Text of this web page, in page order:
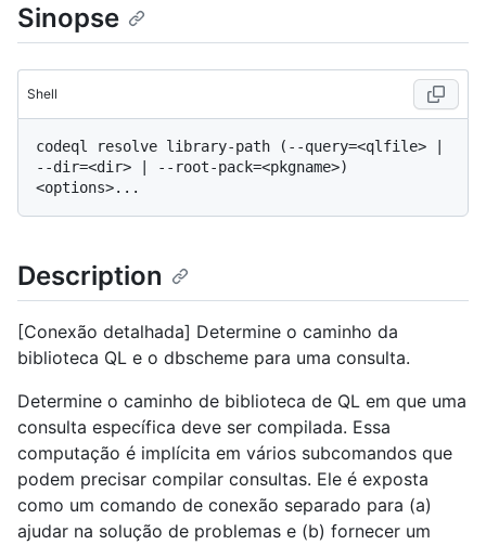
Sinopse
Shell
codeql resolve library-path (--query=<qlfile> |
--dir=<dir> | --root-pack=<pkgname>)
Description
[Conexão detalhada] Determine o caminho da
biblioteca QL e o dbscheme para uma consulta.
Determine o caminho de biblioteca de QL em que uma
consulta específica deve ser compilada. Essa
computação é implícita em vários subcomandos que
podem precisar compilar consultas. Ele é exposta
como um comando de conexão separado para (a)
ajudar na solução de problemas e (b) fornecer um